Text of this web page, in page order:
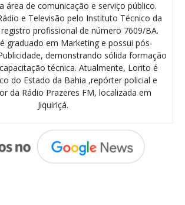
área de comunicação e serviço público.
e Televisão pelo Instituto Técnico da
profissional de número 7609/BA.
graduado em Marketing e possui pós-
demonstrando sólida formação
técnica. Atualmente, Lorito é
do Estado da Bahia ,repórter policial e
da Rádio Prazeres FM, localizada em
Jiquiriçá.